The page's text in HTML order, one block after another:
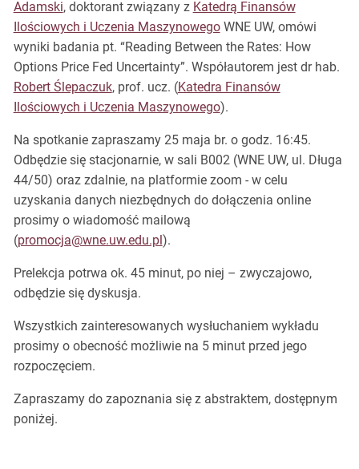
Adamski, doktorant związany z Katedrą Finansów
Ilościowych i Uczenia MaszynowegoWNE UW, omówi
wyniki badania pt. “Reading Between the Rates: How
Options Price Fed Uncertainty”. Współautorem jest dr hab.
Robert Ślepaczuk, prof. ucz. (Katedra Finansów
Ilościowych i Uczenia Maszynowego).
Na spotkanie zapraszamy 25 maja br. o godz. 16:45.
Odbędzie się stacjonarnie, w sali B002 (WNE UW, ul. Długa
44/50) oraz zdalnie, na platformie zoom - w celu
uzyskania danych niezbędnych do dołączenia online
prosimy o wiadomość mailową
(promocja@wne.uw.edu.pl).
Prelekcja potrwa ok. 45 minut, po niej – zwyczajowo,
odbędzie się dyskusja.
Wszystkich zainteresowanych wysłuchaniem wykładu
prosimy o obecność możliwie na 5 minut przed jego
rozpoczęciem.
Zapraszamy do zapoznania się z abstraktem, dostępnym
poniżej.